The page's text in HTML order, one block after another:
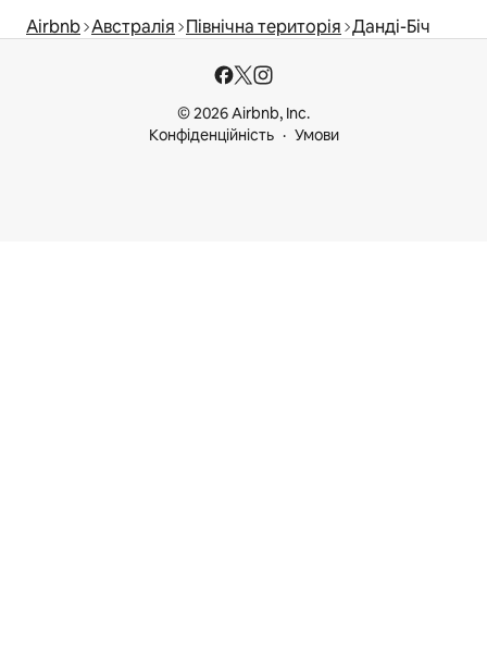
Airbnb Австралія Північна територія Данді-Біч
© 2026 Airbnb, Inc.
Конфіденційність
Умови